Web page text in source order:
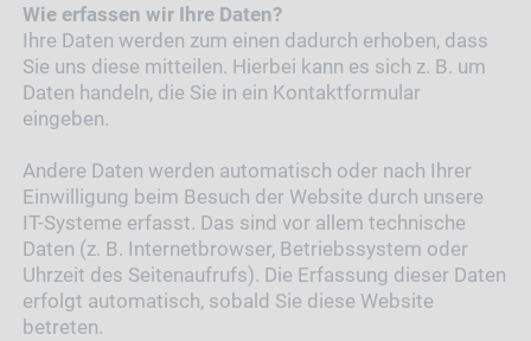
Wie erfassen wir Ihre Daten?
Ihre Daten werden zum einen dadurch erhoben, dass
Sie uns diese mitteilen. Hierbei kann es sich z. B. um
Daten handeln, die Sie in ein Kontaktformular
eingeben.
Andere Daten werden automatisch oder nach Ihrer
Einwilligung beim Besuch der Website durch unsere
IT-Systeme erfasst. Das sind vor allem technische
Daten (z. B. Internetbrowser, Betriebssystem oder
Uhrzeit des Seitenaufrufs). Die Erfassung dieser Daten
erfolgt automatisch, sobald Sie diese Website
betreten.